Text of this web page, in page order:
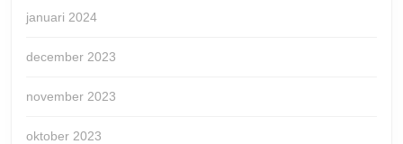
januari 2024
december 2023
november 2023
oktober 2023